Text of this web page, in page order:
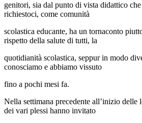
genitori, sia dal punto di vista didattico
richiestoci, come comunità
scolastica educante, ha un tornaconto
rispetto della salute di tutti, la
quotidianità scolastica, seppur in modo
conosciamo e abbiamo vissuto
fino a pochi mesi fa.
Nella settimana precedente all’inizio delle
dei vari plessi hanno invitato